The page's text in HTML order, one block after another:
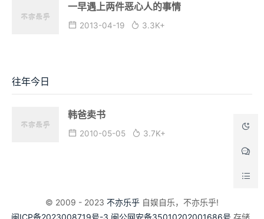
一早遇上两件恶心人的事情
2013-04-19 3.3K+
往年今日
韩爸卖书
2010-05-05 3.7K+
© 2009 - 2023 不亦乐乎 自娱自乐，不亦乐乎!